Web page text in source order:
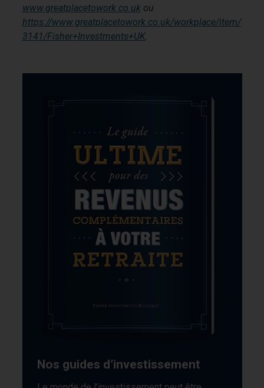
www.greatplacetowork.co.ukou
https://www.greatplacetowork.co.uk/workplace/item/
3141/Fisher+Investments+UK.
Nos guides d’investissement